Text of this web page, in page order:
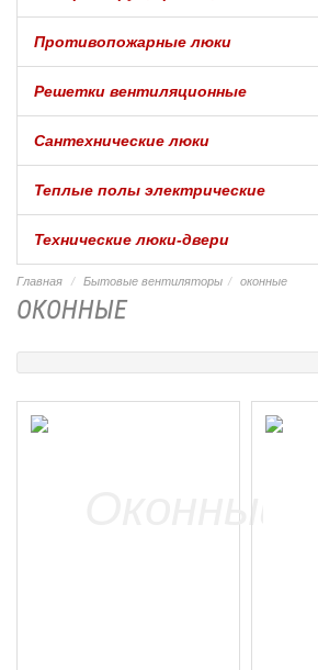
Противопожарные люки
Решетки вентиляционные
Сантехнические люки
Теплые полы электрические
Технические люки-двери
Главная Бытовые вентиляторы оконные
ОКОННЫЕ